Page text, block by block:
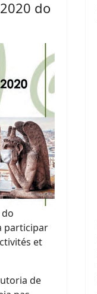
do
participar
et
de